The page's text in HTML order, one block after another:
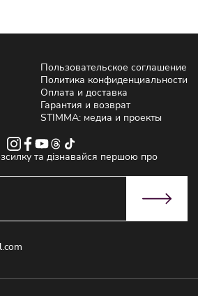
Пользовательское соглашение
Политика конфиденциальности
Оплата и доставка
Гарантия и возврат
STIMMA: медиа и проекты
та дізнавайся першою про